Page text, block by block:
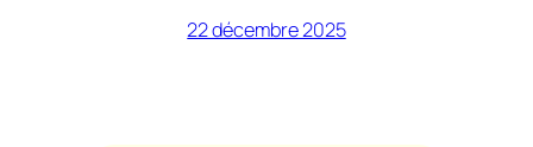
22 décembre 2025